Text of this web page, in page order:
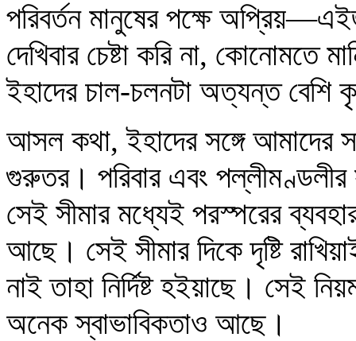
পরিবর্তন মানুষের পক্ষে
দেখিবার চেষ্টা করি না, কোনোমতে
ইহাদের চাল-চলনটা অত্যন্ত বেশি
আসল কথা, ইহাদের সঙ্গে আমাদের
গুরুতর। পরিবার এবং পল্লীমণ্ডলীর
সেই সীমার মধ্যেই পরস্পরের
আছে। সেই সীমার দিকে দৃষ্টি
নাই তাহা নির্দিষ্ট হইয়াছে। সেই
অনেক স্বাভাবিকতাও আছে।